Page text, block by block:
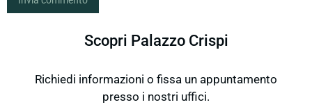
Scopri Palazzo Crispi
Richiedi informazioni o fissa un appuntamento
presso i nostri uffici.